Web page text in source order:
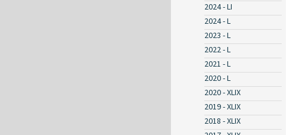
2024 - LI
2024 - L
2023 - L
2022 - L
2021 - L
2020 - L
2020 - XLIX
2019 - XLIX
2018 - XLIX